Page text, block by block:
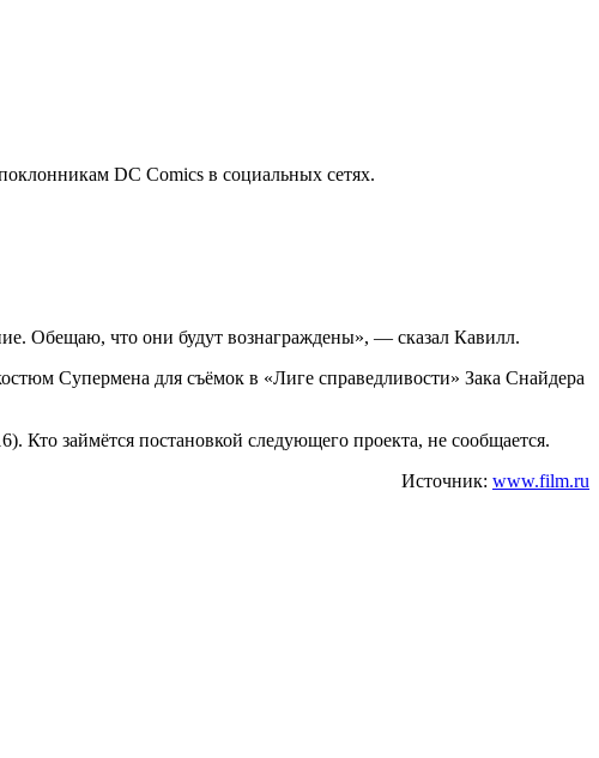
DC Comics в социальных сетях.
Обещаю, что они будут вознаграждены», — сказал Кавилл.
Супермена для съёмок в «Лиге справедливости» Зака Снайдера
Кто займётся постановкой следующего проекта, не сообщается.
Источник: www.film.ru